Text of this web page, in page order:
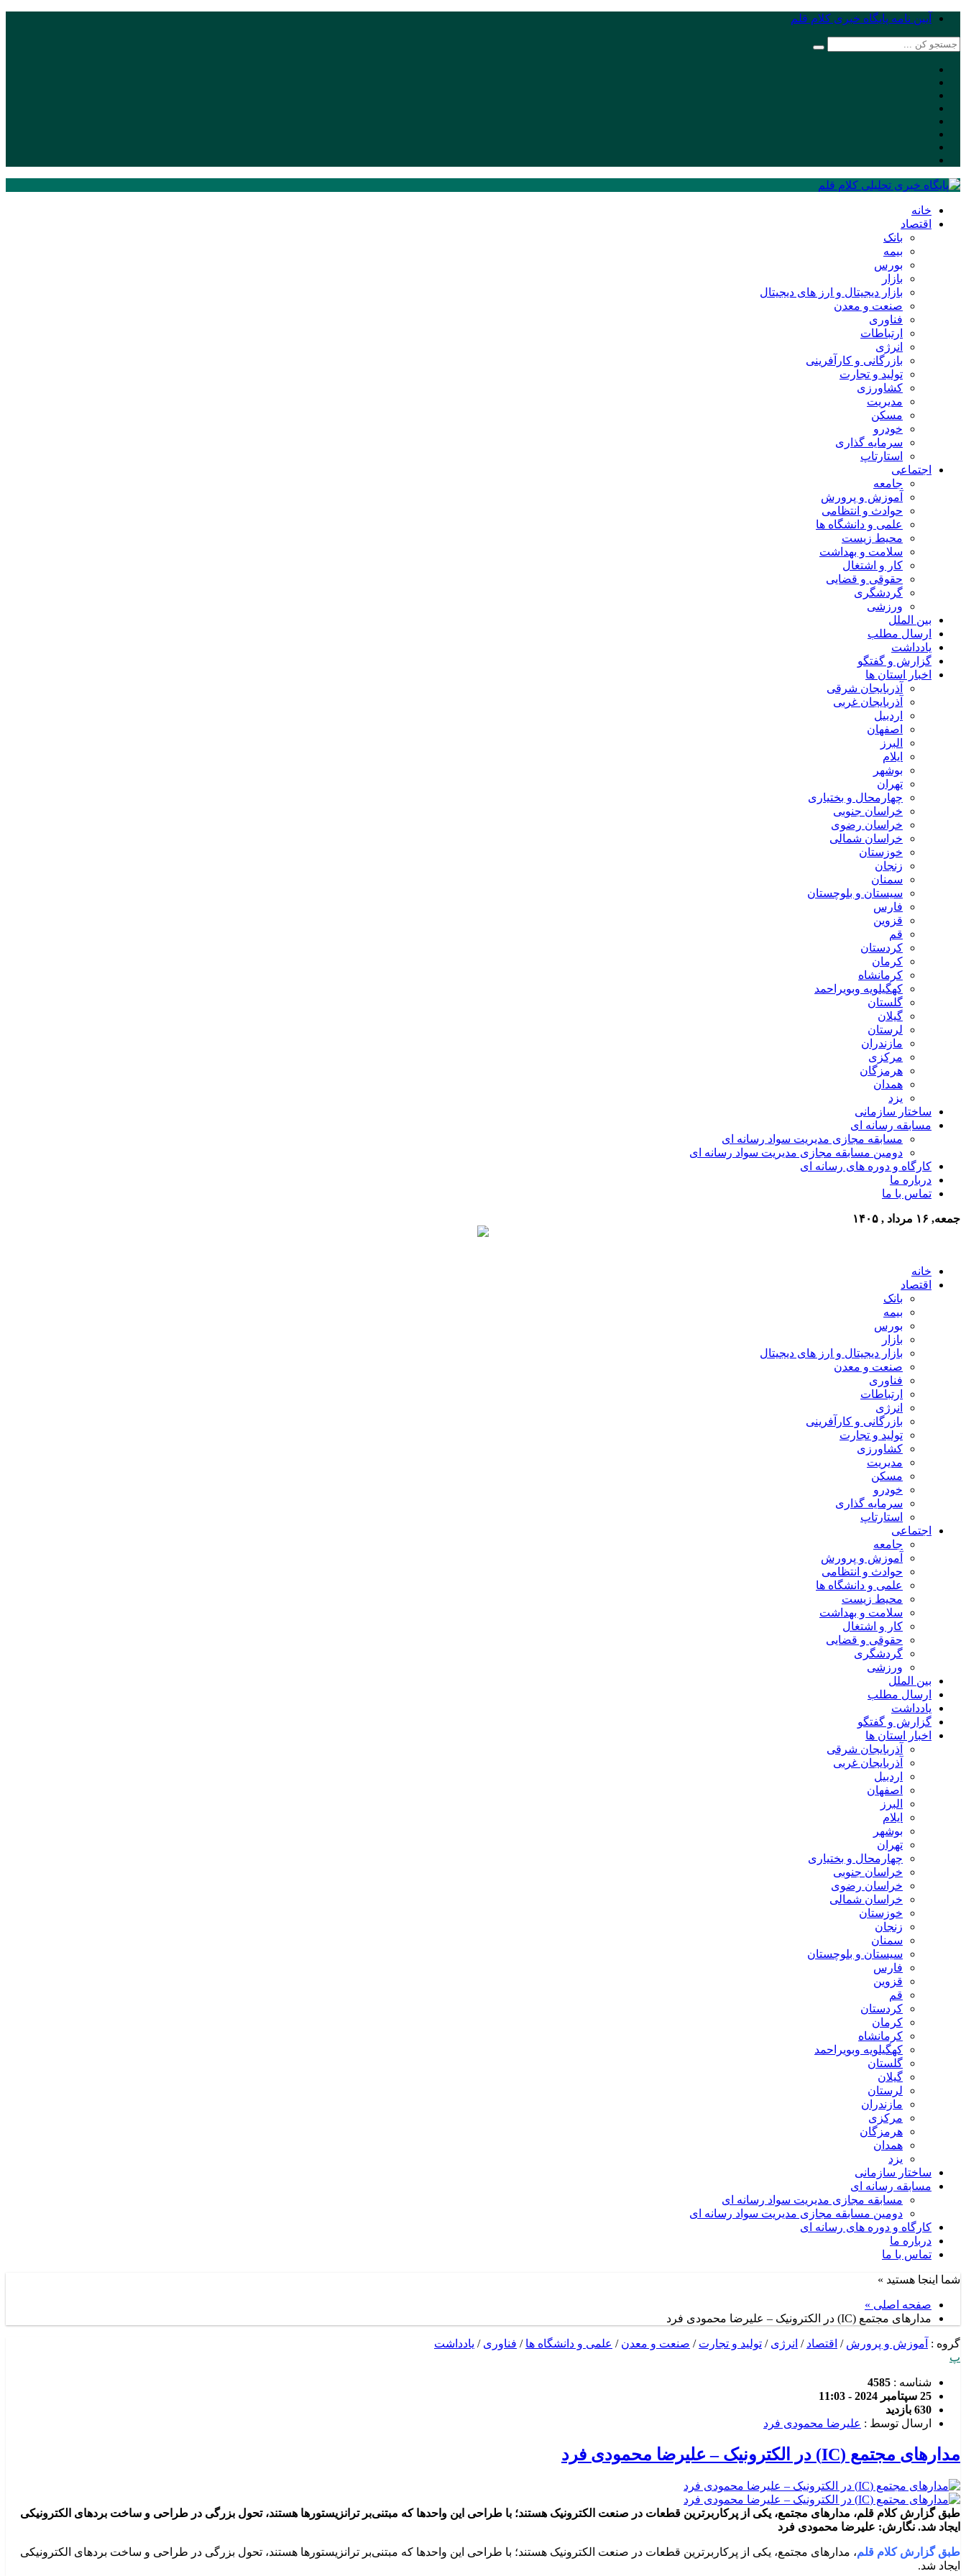
آیین نامه پایگاه خبری کلام قلم
خانه
اقتصاد
بانک
بیمه
بورس
بازار
بازار دیجیتال و ارز های دیجیتال
صنعت و معدن
فناوری
ارتباطات
انرژی
بازرگانی و کارآفرینی
تولید و تجارت
کشاورزی
مدیریت
مسکن
خودرو
سرمایه گذاری
استارتاپ
اجتماعی
جامعه
آموزش و پرورش
حوادث و انتظامی
علمی و دانشگاه ها
محیط زیست
سلامت و بهداشت
کار و اشتغال
حقوقی و قضایی
گردشگری
ورزشی
بین الملل
ارسال مطلب
یادداشت
گزارش و گفتگو
اخبار استان ها
آذربایجان شرقی
آذربایجان غربی
اردبیل
اصفهان
البرز
ایلام
بوشهر
تهران
چهارمحال و بختیاری
خراسان جنوبی
خراسان رضوی
خراسان شمالی
خوزستان
زنجان
سمنان
سیستان و بلوچستان
فارس
قزوین
قم
کردستان
کرمان
کرمانشاه
کهگیلویه وبویراحمد
گلستان
گیلان
لرستان
مازندران
مرکزی
هرمزگان
همدان
یزد
ساختار سازمانی
مسابقه رسانه ای
مسابقه مجازی مدیریت سواد رسانه ای
دومین مسابقه مجازی مدیریت سواد رسانه ای
کارگاه و دوره های رسانه ای
درباره ما
تماس با ما
جمعه, ۱۶ مرداد , ۱۴۰۵
خانه
اقتصاد
بانک
بیمه
بورس
بازار
بازار دیجیتال و ارز های دیجیتال
صنعت و معدن
فناوری
ارتباطات
انرژی
بازرگانی و کارآفرینی
تولید و تجارت
کشاورزی
مدیریت
مسکن
خودرو
سرمایه گذاری
استارتاپ
اجتماعی
جامعه
آموزش و پرورش
حوادث و انتظامی
علمی و دانشگاه ها
محیط زیست
سلامت و بهداشت
کار و اشتغال
حقوقی و قضایی
گردشگری
ورزشی
بین الملل
ارسال مطلب
یادداشت
گزارش و گفتگو
اخبار استان ها
آذربایجان شرقی
آذربایجان غربی
اردبیل
اصفهان
البرز
ایلام
بوشهر
تهران
چهارمحال و بختیاری
خراسان جنوبی
خراسان رضوی
خراسان شمالی
خوزستان
زنجان
سمنان
سیستان و بلوچستان
فارس
قزوین
قم
کردستان
کرمان
کرمانشاه
کهگیلویه وبویراحمد
گلستان
گیلان
لرستان
مازندران
مرکزی
هرمزگان
همدان
یزد
ساختار سازمانی
مسابقه رسانه ای
مسابقه مجازی مدیریت سواد رسانه ای
دومین مسابقه مجازی مدیریت سواد رسانه ای
کارگاه و دوره های رسانه ای
درباره ما
تماس با ما
شما اینجا هستید »
صفحه اصلی »
مدارهای مجتمع (IC) در الکترونیک – علیرضا محمودی فرد
گروه : آموزش و پرورش / اقتصاد / انرژی / تولید و تجارت / صنعت و معدن / علمی و دانشگاه ها / فناوری / یادداشت
پ
شناسه : 4585
25 سپتامبر 2024 - 11:03
630 بازدید
ارسال توسط : علیرضا محمودی فرد
مدارهای مجتمع (IC) در الکترونیک – علیرضا محمودی فرد
طبق گزارش کلام قلم، مدارهای مجتمع، یکی از پرکاربرترین قطعات در صنعت الکترونیک هستند؛ با طراحی این واحدها که مبتنی‌بر ترانزیستورها هستند، تحول بزرگی در طراحی و ساخت بردهای الکترونیکی
ایجاد شد. نگارش: علیرضا محمودی فرد
طبق گزارش کلام قلم، مدارهای مجتمع، یکی از پرکاربرترین قطعات در صنعت الکترونیک هستند؛ با طراحی این واحدها که مبتنی‌بر ترانزیستورها هستند، تحول بزرگی در طراحی و ساخت بردهای الکترونیکی
ایجاد شد.